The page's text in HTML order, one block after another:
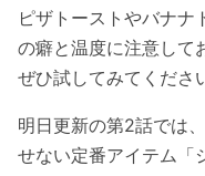
ピザトーストやバナナ
の癖と温度に注意して
ぜひ試してみてくださ
明日更新の第2話では
せない定番アイテム「